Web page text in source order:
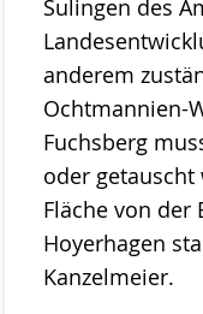
Sulingen des
anderem
Ochtmannien-
Fuchsberg
oder getauscht
Fläche von der
Hoyerhagen
Kanzelmeier.